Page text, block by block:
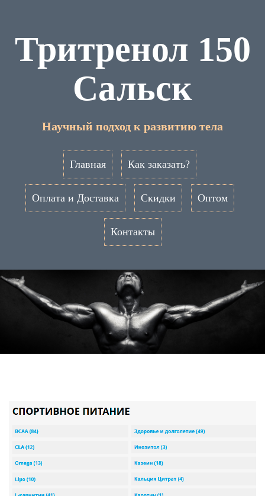
Тритренол 150
Сальск
Научный подход к развитию тела
Главная Как заказать?
Оплата и Доставка Скидки Оптом
Контакты